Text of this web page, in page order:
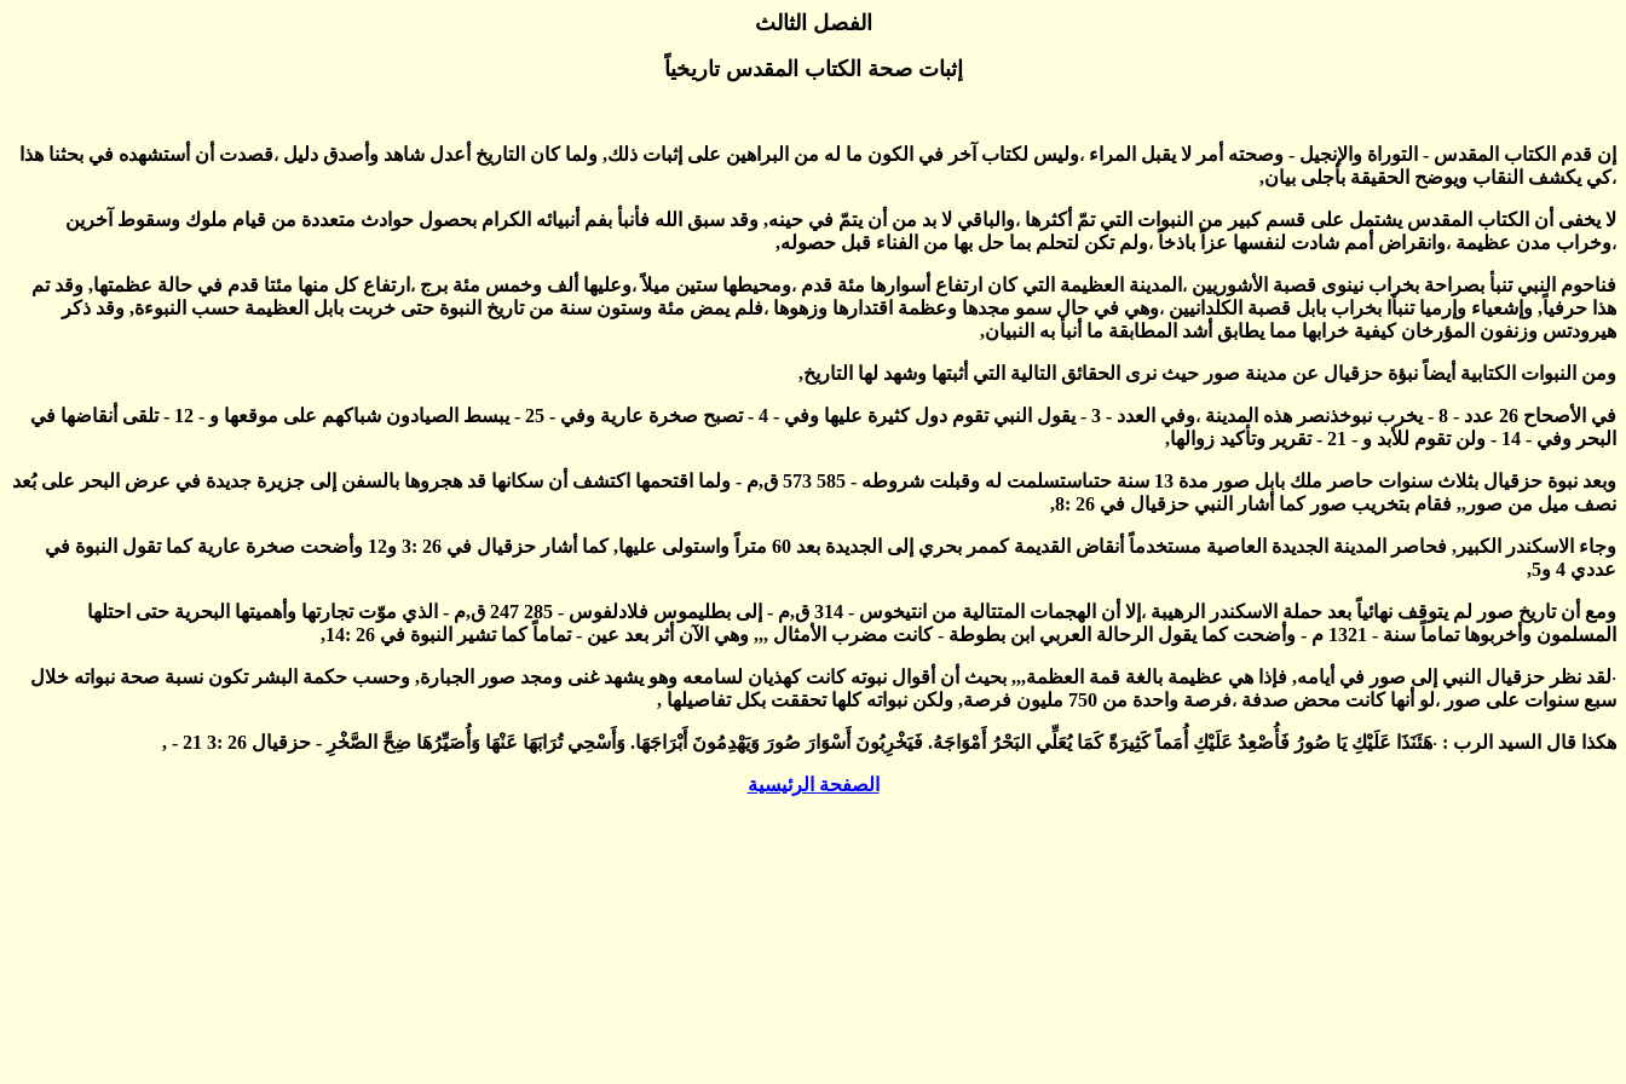
الفصل الثالث
إثبات صحة الكتاب المقدس تاريخياً
إن قدم الكتاب المقدس - التوراة والإنجيل - وصحته أمر لا يقبل المراء ،وليس لكتاب آخر في الكون ما له من البراهين على إثبات ذلك, ولما كان التاريخ أعدل شاهد وأصدق دليل ،قصدت أن أستشهده في بحثنا هذا
،كي يكشف النقاب ويوضح الحقيقة بأجلى بيان,
لا يخفى أن الكتاب المقدس يشتمل على قسم كبير من النبوات التي تمّ أكثرها ،والباقي لا بد من أن يتمّ في حينه, وقد سبق الله فأنبأ بفم أنبيائه الكرام بحصول حوادث متعددة من قيام ملوك وسقوط آخرين
،وخراب مدن عظيمة ،وانقراض أمم شادت لنفسها عزاً باذخاً ،ولم تكن لتحلم بما حل بها من الفناء قبل حصوله,
فناحوم النبي تنبأ بصراحة بخراب نينوى قصبة الأشوريين ، المدينة العظيمة التي كان ارتفاع أسوارها مئة قدم ،ومحيطها ستين ميلاً،وعليها ألف وخمس مئة برج ، ارتفاع كل منها مئتا قدم في حالة عظمتها, وقد تم
هذا حرفياً, وإشعياء وإرميا تنبأا بخراب بابل قصبة الكلدانيين ،وهي في حال سمو مجدها وعظمة اقتدارها وزهوها ،فلم يمض مئة وستون سنة من تاريخ النبوة حتى خربت بابل العظيمة حسب النبوءة, وقد ذكر
هيرودتس وزنفون المؤرخان كيفية خرابها مما يطابق أشد المطابقة ما أنبأ به النبيان,
ومن النبوات الكتابية أيضاً نبؤة حزقيال عن مدينة صور حيث نرى الحقائق التالية التي أثبتها وشهد لها التاريخ,
في الأصحاح 26 عدد - 8 - يخرب نبوخذنصر هذه المدينة ،
وفي العدد - 3 - يقول النبي تقوم دول كثيرة عليها وفي - 4 - تصبح صخرة عارية وفي - 25 - يبسط الصيادون شباكهم على موقعها و - 12 - تلقى أنقاضها في
البحر وفي - 14 - ولن تقوم للأبد و - 21 - تقرير وتأكيد زوالها,
وبعد نبوة حزقيال بثلاث سنوات حاصر ملك بابل صور مدة 13 سنة حتىاستسلمت له وقبلت شروطه - 585 573 ق,م - ولما اقتحمها اكتشف أن سكانها قد هجروها بالسفن إلى جزيرة جديدة في عرض البحر على بُعد
نصف ميل من صور,, فقام بتخريب صور كما أشار النبي حزقيال في 26 :8,
وجاء الاسكندر الكبير, فحاصر المدينة الجديدة العاصية مستخدماً أنقاض القديمة كممر بحري إلى الجديدة بعد 60 متراً واستولى عليها, كما أشار حزقيال في 26 :3 و12 وأضحت صخرة عارية كما تقول النبوة في
عددي 4 و5,
ومع أن تاريخ صور لم يتوقف نهائياً بعد حملة الاسكندر الرهيبة ،
إلا أن الهجمات المتتالية من انتيخوس - 314 ق,م - إلى بطليموس فلادلفوس - 285 247 ق,م - الذي موّت تجارتها وأهميتها البحرية حتى احتلها
المسلمون وأخربوها تماماً سنة - 1321 م - وأضحت كما يقول الرحالة العربي ابن بطوطة - كانت مضرب الأمثال ,,, وهي الآن أثر بعد عين - تماماً كما تشير النبوة في 26 :14,
·لقد نظر حزقيال النبي إلى صور في أيامه, فإذا هي عظيمة بالغة قمة العظمة,,, بحيث أن أقوال نبوته كانت كهذيان لسامعه وهو يشهد غنى ومجد صور الجبارة, وحسب حكمة البشر تكون نسبة صحة نبواته خلال
سبع سنوات على صور ،لو أنها كانت محض صدفة ،فرصة واحدة من 750 مليون فرصة, ولكن نبواته كلها تحققت بكل تفاصيلها ,
هكذا قال السيد الرب : ·هَئَنَذَا عَلَيْكِ يَا صُورُ فَأُصْعِدُ عَلَيْكِ أُمَماً كَثِيرَةً كَمَا يُعَلِّي البَحْرُ أَمْوَاجَهُ. فَيَخْرِبُونَ أَسْوَارَ صُورَ وَيَهْدِمُونَ أَبْرَاجَهَا. وَأَسْحِي تُرَابَهَا عَنْهَا وَأُصَيِّرُهَا ضِحَّ الصَّخْرِ - حزقيال 26 :3 21 - ,
الصفحة الرئيسية